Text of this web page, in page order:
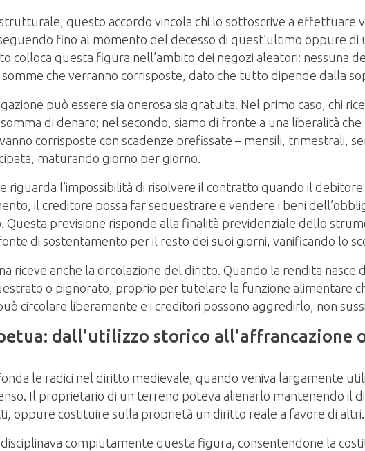
questo accordo vincola chi lo sottoscrive a effettuare
fino al momento del decesso di quest’ultimo oppure
colloca questa figura nell’ambito dei negozi aleatori: nessuna
che verranno corrisposte, dato che tutto dipende dalla
può essere sia onerosa sia gratuita. Nel primo caso, chi
di denaro; nel secondo, siamo di fronte a una liberalità
corrisposte con scadenze prefissate – mensili, trimestrali,
maturando giorno per giorno.
riguarda l’impossibilità di risolvere il contratto quando il
il creditore possa far sequestrare e vendere i beni
Questa previsione risponde alla finalità previdenziale dello
di sostentamento per il resto dei suoi giorni, vanificando lo
riceve anche la circolazione del diritto. Quando la rendita
o pignorato, proprio per tutelare la funzione alimentare
circolare liberamente e i creditori possono aggredirlo, non
dall’utilizzo storico all’affrancazione
le radici nel diritto medievale, quando veniva largamente
Il proprietario di un terreno poteva alienarlo mantenendo il
oppure costituire sulla proprietà un diritto reale a favore di altri.
compiutamente questa figura, consentendone la